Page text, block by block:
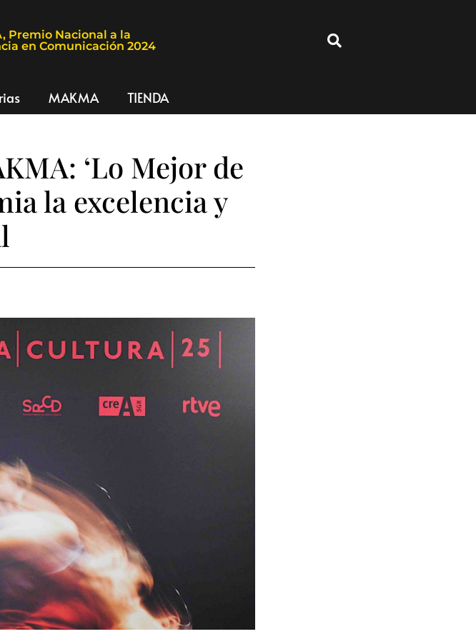
Premio Nacional a la
en Comunicación 2024
MAKMA TIENDA
‘Lo Mejor de
la excelencia y